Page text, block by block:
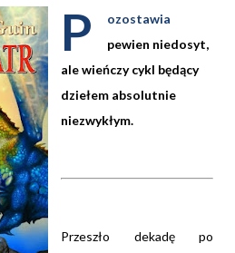
P
ozostawia
pewien niedosyt,
ale wieńczy cykl będący
dziełem absolutnie
niezwykłym.
Przeszło dekadę po